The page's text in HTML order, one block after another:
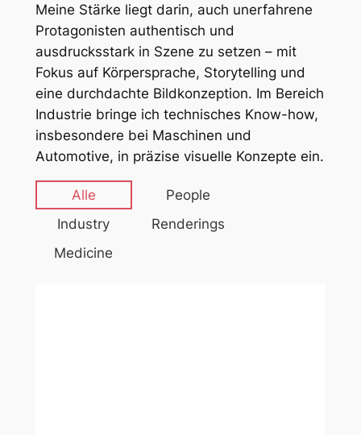
Meine Stärke liegt darin, auch unerfahrene
Protagonisten authentisch und
ausdrucksstark in Szene zu setzen – mit
Fokus auf Körpersprache, Storytelling und
eine durchdachte Bildkonzeption. Im Bereich
Industrie bringe ich technisches Know-how,
insbesondere bei Maschinen und
Automotive, in präzise visuelle Konzepte ein.
Alle
People
Industry
Renderings
Medicine